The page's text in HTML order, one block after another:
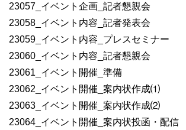
23057_イベント企画_記者懇親会
23058_イベント内容_記者発表会
23059_イベント内容_プレスセミナー
23060_イベント内容_記者懇親会
23061_イベント開催_準備
23062_イベント開催_案内状作成⑴
23063_イベント開催_案内状作成⑵
23064_イベント開催_案内状投函・配信